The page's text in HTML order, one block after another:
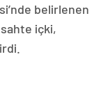
belirlenen
içki,